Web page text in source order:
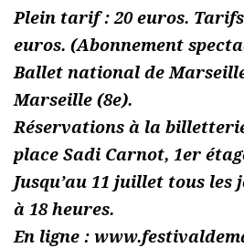
Plein tarif : 20 euros.
euros. (Abonnement
Ballet national de
Marseille (8e).
Réservations à la
place Sadi Carnot, 1er
Jusqu’au 11 juillet tous les
à 18 heures.
En ligne :